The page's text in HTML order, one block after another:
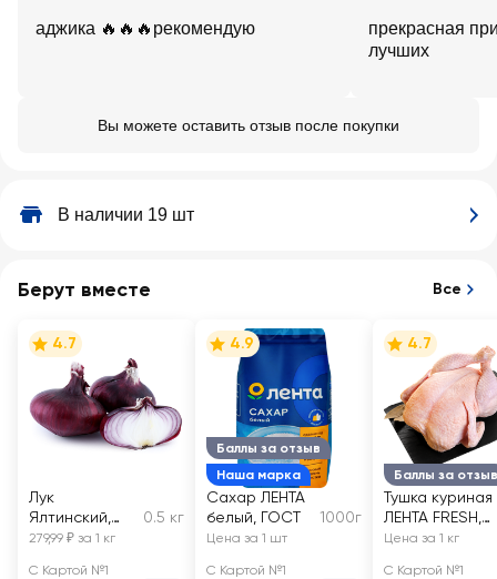
аджика 🔥🔥🔥рекомендую
прекрасная
лучших
Вы можете оставить отзыв после покупки
В наличии 19 шт
Берут вместе Все
4.7
Лук
Ялтинский,
весовой
0.5 кг
279,99 ₽ за 1 кг
С Картой №1
Баллы за отзыв
Наша марка
4.9
Сахар ЛЕНТА
белый, ГОСТ
1000г
Цена за 1 шт
С Картой №1
Баллы за отзыв
4.7
Тушка куриная
ЛЕНТА FRESH,
весовая
Цена за 1 кг
С Картой №1